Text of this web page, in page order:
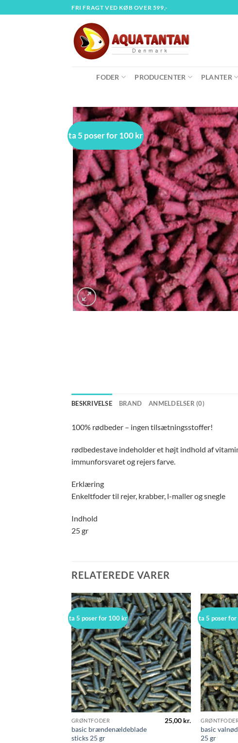
til
FRI FRAGT VED KØB OVER 599,-
FODER PRODUCENTER PLANTER
ta 5 poser for 100 kr
BESKRIVELSE BRAND ANMELDELSER (0)
100% rødbeder – ingen tilsætningsstoffer!
rødbedestave indeholder et højt indhold af
immunforsvaret og rejers farve.
Erklæring
Enkeltfoder til rejer, krabber, l-maller og snegle
Indhold
25 gr
RELATEREDE VARER
ta 5 poser for 100 kr
GRØNTFODER
basic brændenældeblade
sticks 25 gr
25,00 kr.
ta 5 poser
GRØNTFODER
basic
25 gr